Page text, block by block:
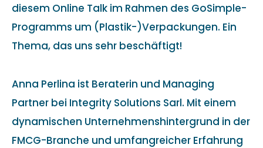
diesem Online Talk im Rahmen des GoSimple-
Programms um (Plastik-)Verpackungen. Ein
Thema, das uns sehr beschäftigt!
Anna Perlina ist Beraterin und Managing
Partner bei Integrity Solutions Sarl. Mit einem
dynamischen Unternehmenshintergrund in der
FMCG-Branche und umfangreicher Erfahrung